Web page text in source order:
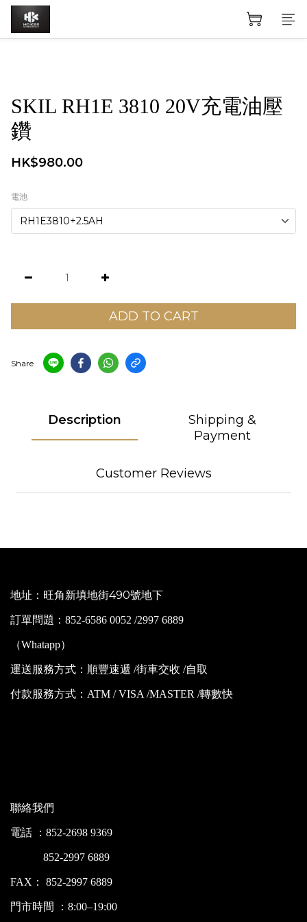
SKIL RH1E 3810 20V充電油壓
鑽
HK$980.00
電池
ADD TO CART
Share
Description
Shipping &
Payment
Customer Reviews
地址：旺角新填地街490號地下
訂單問題：852-6586 0052 /2997 6889
（Whatapp）
運送服務方式：順豐速遞 /街車交收 /自取
付款服務方式：ATM / VISA /MASTER /轉數快
聯絡我們
電話 ：852-2698 9369
852-2997 6889
FAX： 852-2997 6889
門市時間 ：8:00–19:00